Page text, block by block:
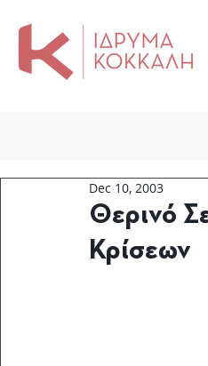
Θερινό
Κρίσεων
Dec 10, 2003